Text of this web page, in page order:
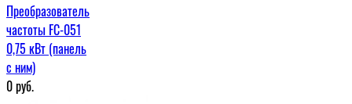
Преобразователь
частоты FC-051
0,75 кВт (панель
с ним)
0руб.